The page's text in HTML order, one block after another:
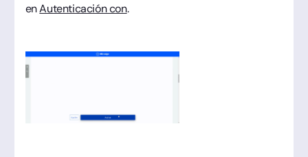
enAutenticación con.